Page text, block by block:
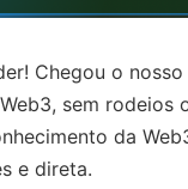
Chegou o
sem rodeios
da
e direta.